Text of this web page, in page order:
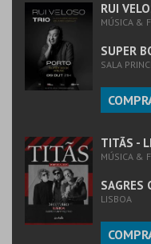
RUI
MÚSICA &
SUPER
SALA
TITÃS -
MÚSICA &
SAGRES
LISBOA